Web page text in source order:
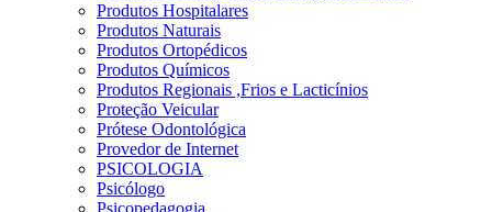
Produtos Hospitalares
Produtos Naturais
Produtos Ortopédicos
Produtos Químicos
Produtos Regionais ,Frios e Lacticínios
Proteção Veicular
Prótese Odontológica
Provedor de Internet
PSICOLOGIA
Psicólogo
Psicopedagogia